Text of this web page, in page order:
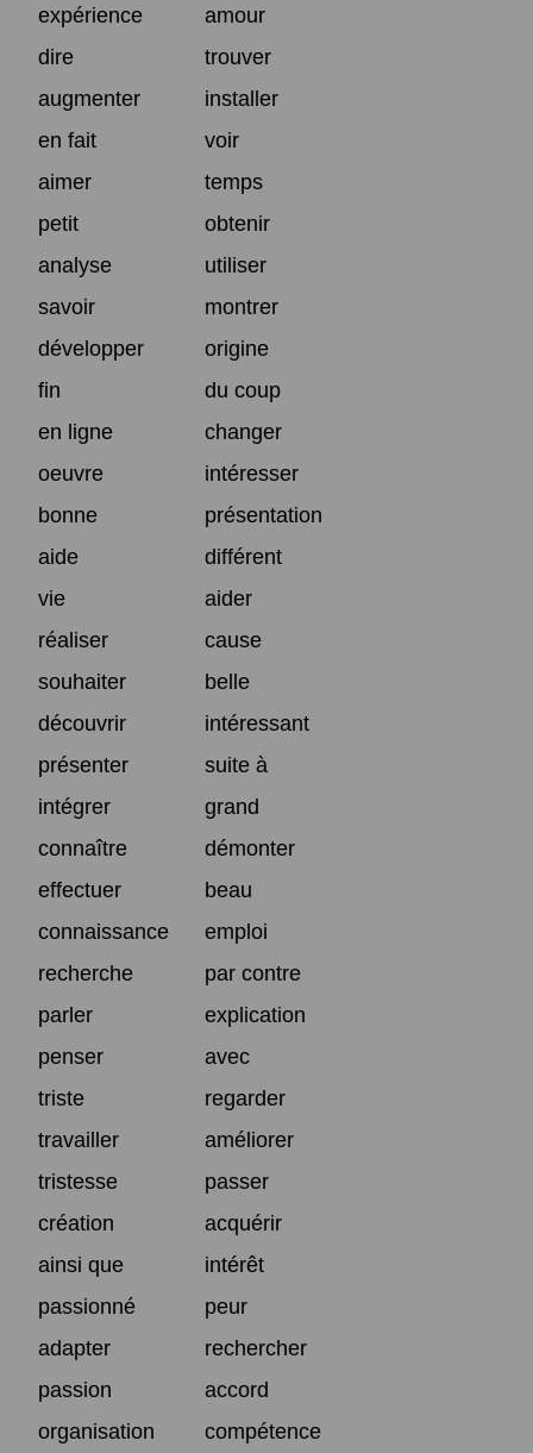
expérience
amour
dire
trouver
augmenter
installer
en fait
voir
aimer
temps
petit
obtenir
analyse
utiliser
savoir
montrer
développer
origine
fin
du coup
en ligne
changer
oeuvre
intéresser
bonne
présentation
aide
différent
vie
aider
réaliser
cause
souhaiter
belle
découvrir
intéressant
présenter
suite à
intégrer
grand
connaître
démonter
effectuer
beau
connaissance
emploi
recherche
par contre
parler
explication
penser
avec
triste
regarder
travailler
améliorer
tristesse
passer
création
acquérir
ainsi que
intérêt
passionné
peur
adapter
rechercher
passion
accord
organisation
compétence